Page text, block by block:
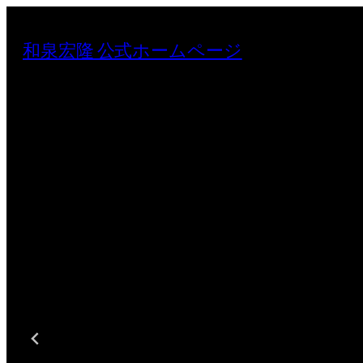
和泉宏隆 公式ホームページ